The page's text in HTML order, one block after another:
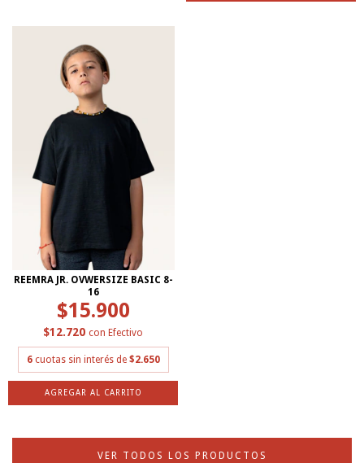
REEMRA JR. OVWERSIZE BASIC 8-
16
$15.900
$12.720 con Efectivo
6 cuotas sin interés de $2.650
AGREGAR AL CARRITO
VER TODOS LOS PRODUCTOS